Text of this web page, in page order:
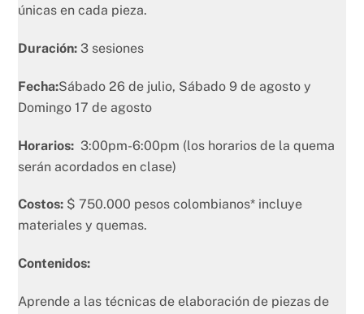
únicas en cada pieza.
Duración: 3 sesiones
Fecha:Sábado 26 de julio, Sábado 9 de agosto y
Domingo 17 de agosto
Horarios: 3:00pm-6:00pm (los horarios de la quema
serán acordados en clase)
Costos: $ 750.000 pesos colombianos* incluye
materiales y quemas.
Contenidos:
Aprende a las técnicas de elaboración de piezas de